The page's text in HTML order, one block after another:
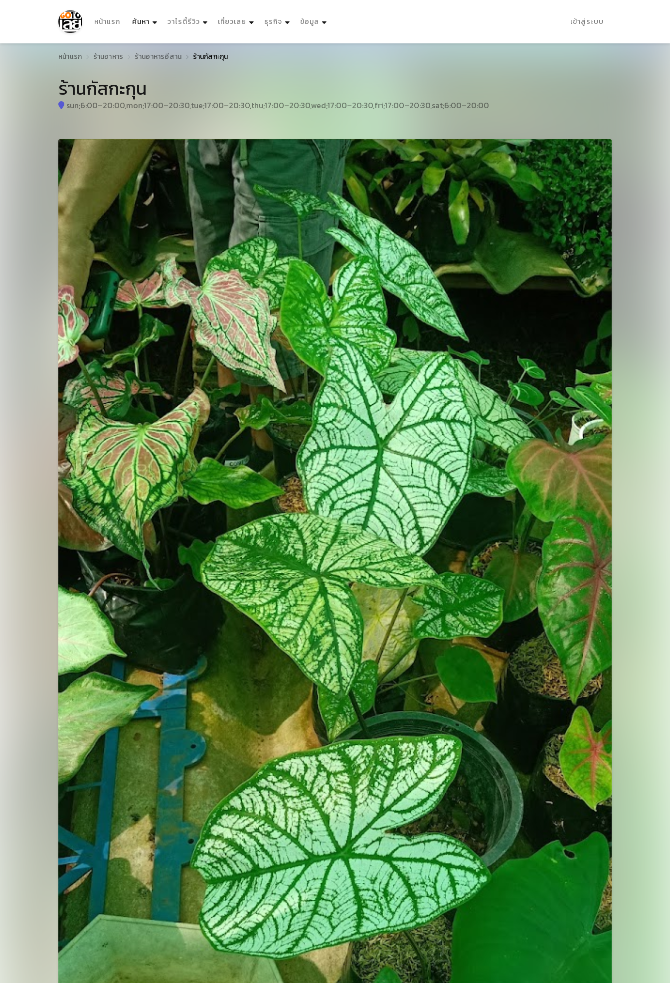
หน้าแรก ค้นหา (current)วาไรตี้รีวิว เที่ยวเลย ธุรกิจ ข้อมูล เข้าสู่ระบบ
หน้าแรก ร้านอาหาร ร้านอาหารอีสาน ร้านกัสกะกุน
ร้านกัสกะกุน
sun;6:00–20:00,mon;17:00–20:30,tue;17:00–20:30,thu;17:00–20:30,wed;17:00–20:30,fri;17:00–20:30,sat;6:00–20:00